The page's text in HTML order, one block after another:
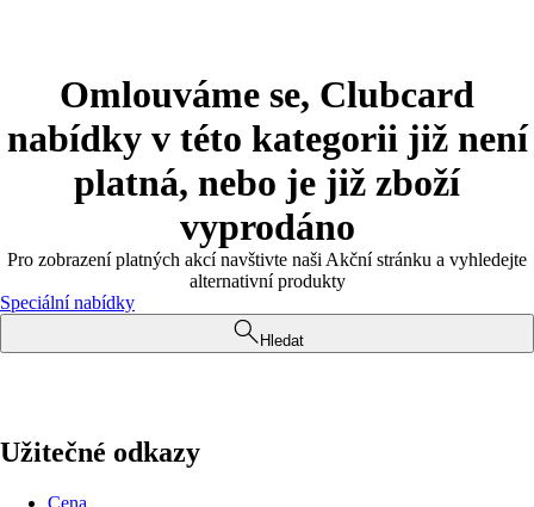
Omlouváme se, Clubcard
nabídky v této kategorii již není
platná, nebo je již zboží
vyprodáno
Pro zobrazení platných akcí navštivte naši Akční stránku a vyhledejte
alternativní produkty
Speciální nabídky
Hledat
Užitečné odkazy
Cena